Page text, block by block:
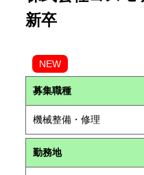
新卒
NEW
募集職種
機械整備・修理
勤務地